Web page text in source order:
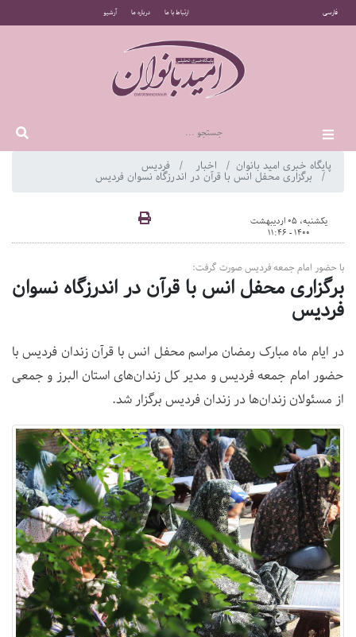
فارسی ارتباط با ما درباره ما آرشیو
پایگاه خبری امید بانوان اخبار فردیس
برگزاری محفل انس با قرآن در اندرزگاه نسوان فردیس
یکشنبه، 05 اردیبهشت
1400 - 11:46
با حضور امام جمعه فردیس صورت گرفت:
برگزاری محفل انس با قرآن در اندرزگاه نسوان
فردیس
در ایام ماه مبارک رمضان مراسم محفل انس با قرآن زندان فردیس با
حضور امام جمعه فردیس و مدیر کل زندان‌های استان البرز و جمعی
از مسئولان زندان‌ها در زندان فردیس برگزار شد.